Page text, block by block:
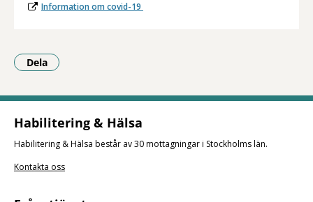
Information om covid-19
Dela
- Klicka för att öppna delningsalternativ.
Habilitering & Hälsa
Habilitering & Hälsa består av 30 mottagningar i Stockholms län.
Kontakta oss